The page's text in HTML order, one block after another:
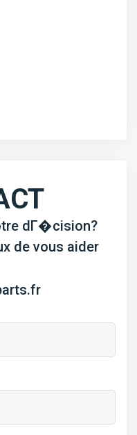
dГ�cision?
de vous aider